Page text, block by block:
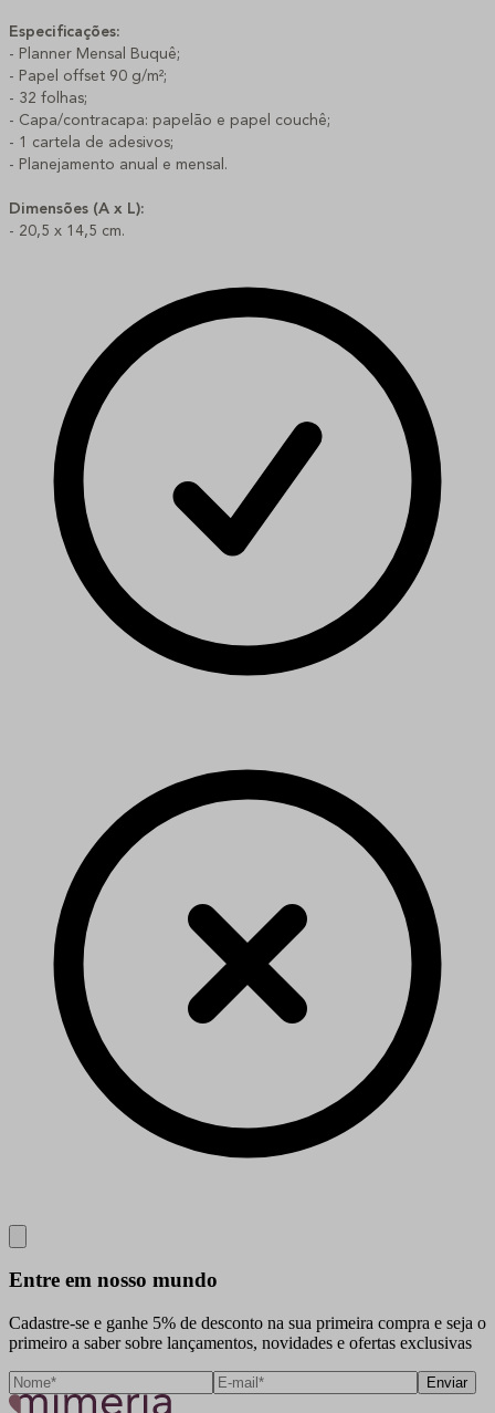
Especificações:
- Planner Mensal Buquê;
- Papel offset 90 g/m²;
- 32 folhas;
- Capa/contracapa: papelão e papel couchê;
- 1 cartela de adesivos;
- Planejamento anual e mensal.
Dimensões (A x L):
- 20,5 x 14,5 cm.
Entre em nosso mundo
Cadastre-se e ganhe 5% de desconto na sua primeira compra e seja o
primeiro a saber sobre lançamentos, novidades e ofertas exclusivas
Enviar